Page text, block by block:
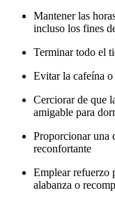
Mantener las
incluso los fines
Terminar todo el
Evitar la cafeína o
Cerciorar de que
amigable para
Proporcionar una
reconfortante
Emplear refuerzo
alabanza o